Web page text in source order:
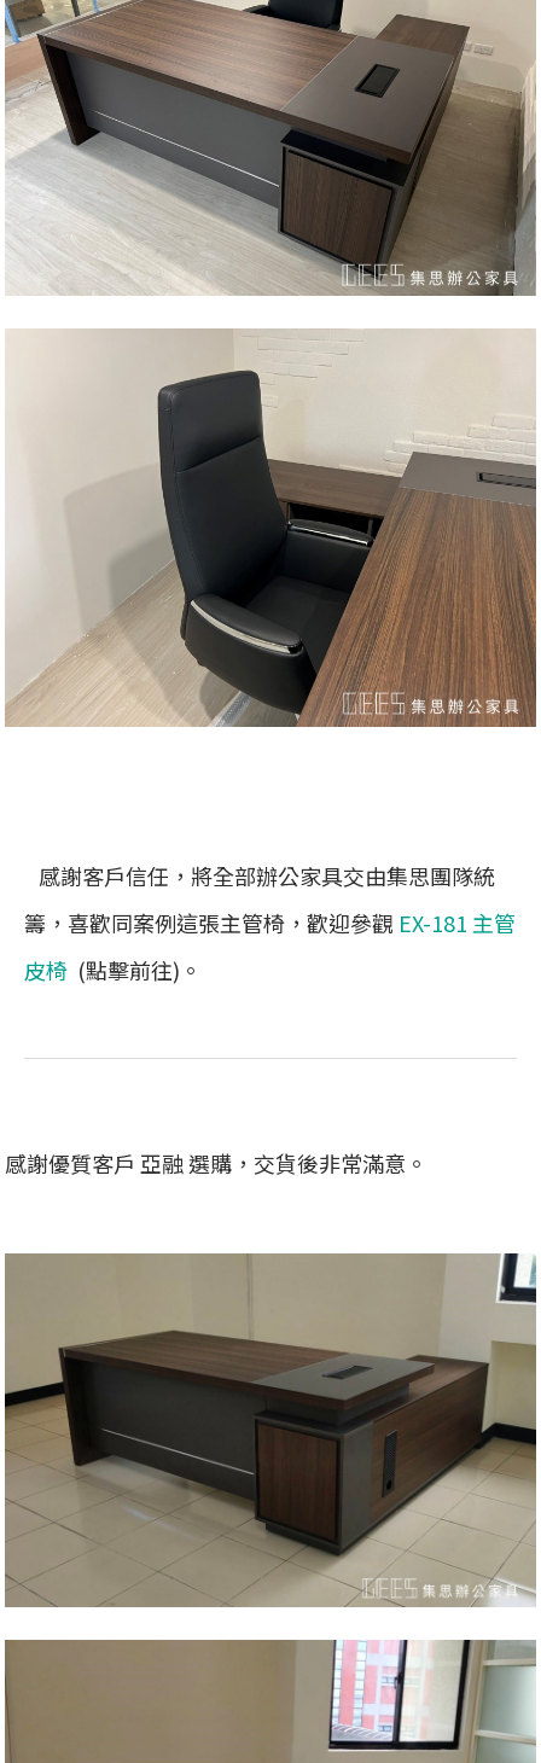
感謝客戶信任，將全部辦公家具交由集思團隊統
籌，喜歡同案例這張主管椅，歡迎參觀 EX-181 主管
皮椅 (點擊前往)。
感謝優質客戶 亞融 選購，交貨後非常滿意。